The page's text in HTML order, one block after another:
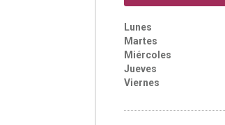
Lunes
Martes
Miércoles
Jueves
Viernes